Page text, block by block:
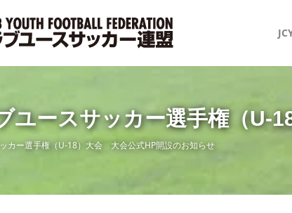
ユースサッカー選手権（
カー選手権（U-18）大会 大会公式HP開設のお知らせ